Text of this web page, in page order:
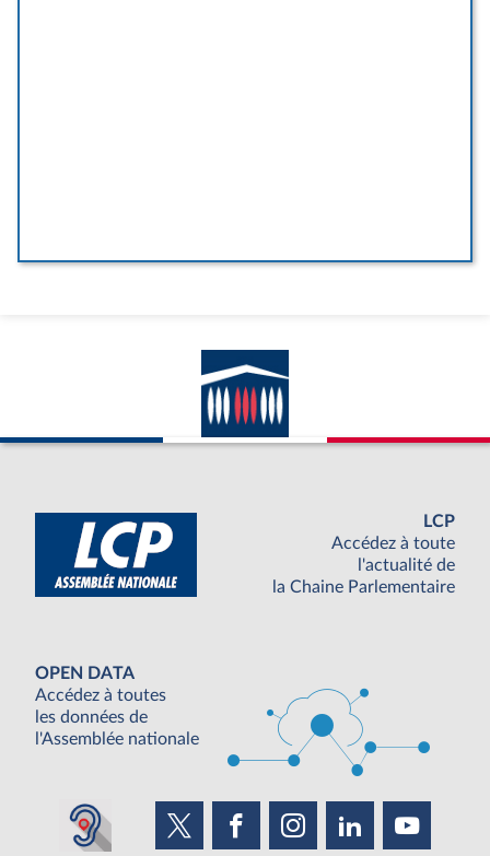
LCP
Accédez à toute
l'actualité de
la Chaine Parlementaire
OPEN DATA
Accédez à toutes
les données de
l'Assemblée nationale